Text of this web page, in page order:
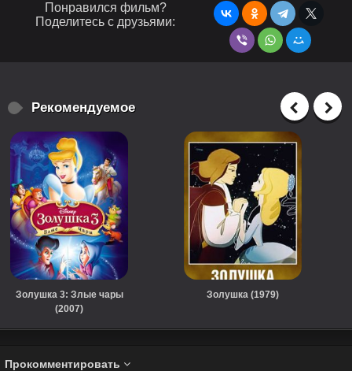
Понравился фильм?
Поделитесь с друзьями:
Рекомендуемое
Золушка 3: Злые чары
(2007)
Золушка (1979)
Прокомментировать